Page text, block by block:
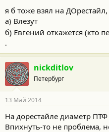
я б тоже взял на ДОрестайл,
а) Влезут
б) Евгений откажется (кто
.
nickditlov
Петербург
13 Май 2014
На дорестайле диаметр
Впихнуть-то не проблема,